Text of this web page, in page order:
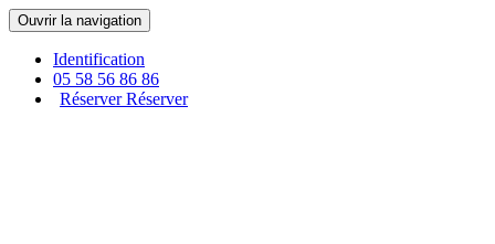
Ouvrir la navigation
Identification
05 58 56 86 86
Réserver Réserver
Panneau de gestion des cookies